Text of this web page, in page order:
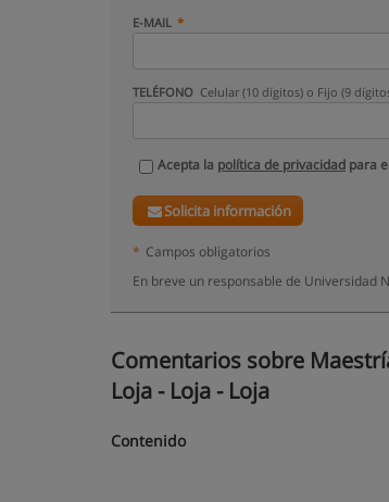
E-MAIL
TELÉFONO Celular (10 dígitos) o Fijo (9
Acepta la política de privacidad para
Solicita información
* Campos obligatorios
En breve un responsable de Universidad
Comentarios sobre
Loja - Loja - Loja
Contenido